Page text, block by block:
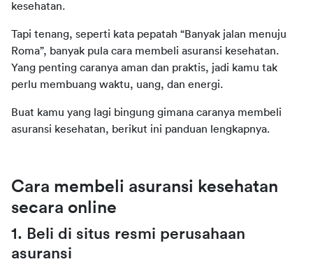
kesehatan.
Tapi tenang, seperti kata pepatah “Banyak jalan menuju
Roma”, banyak pula cara membeli asuransi kesehatan.
Yang penting caranya aman dan praktis, jadi kamu tak
perlu membuang waktu, uang, dan energi.
Buat kamu yang lagi bingung gimana caranya membeli
asuransi kesehatan, berikut ini panduan lengkapnya.
Cara membeli asuransi kesehatan
secara online
1. Beli di situs resmi perusahaan
asuransi